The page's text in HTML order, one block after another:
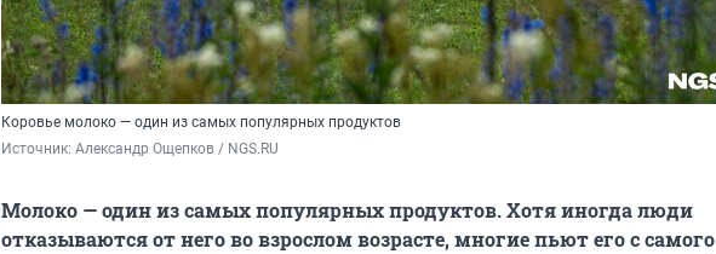
Коровье молоко — один из самых популярных продуктов
Источник: Александр Ощепков / NGS.RU
Молоко — один из самых популярных продуктов. Хотя иногда люди
отказываются от него во взрослом возрасте, многие пьют его с самого